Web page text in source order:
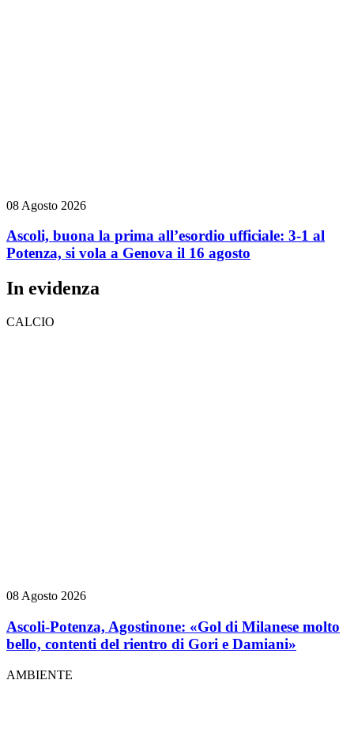
08 Agosto 2026
Ascoli, buona la prima all’esordio ufficiale: 3-1 al
Potenza, si vola a Genova il 16 agosto
In evidenza
CALCIO
08 Agosto 2026
Ascoli-Potenza, Agostinone: «Gol di Milanese molto
bello, contenti del rientro di Gori e Damiani»
AMBIENTE